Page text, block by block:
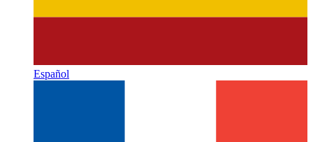
Español